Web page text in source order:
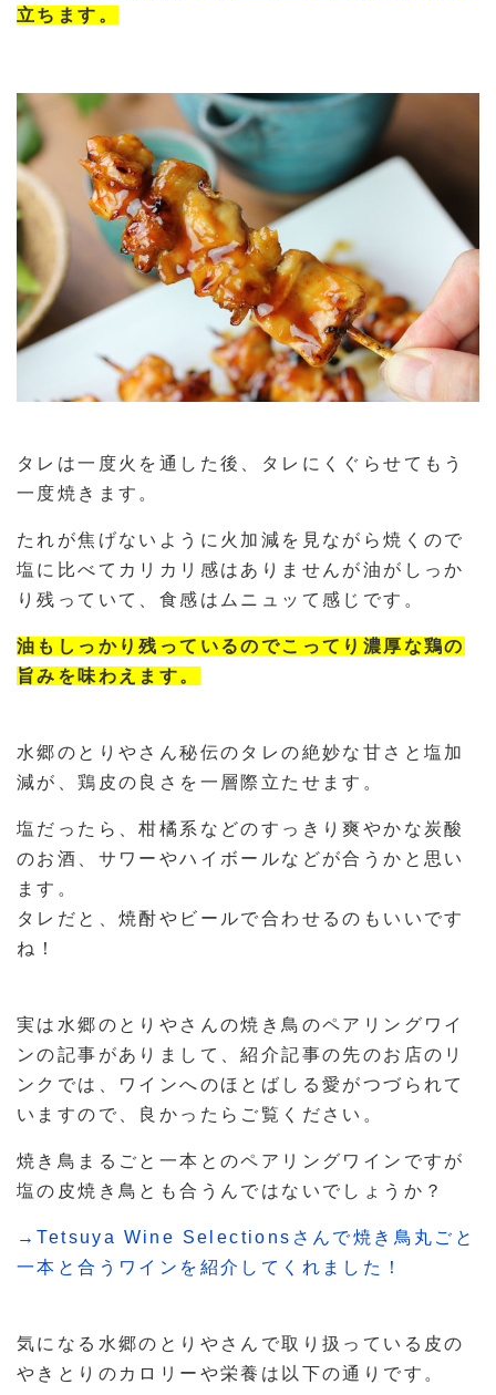
立ちます。
タレは一度火を通した後、タレにくぐらせてもう
一度焼きます。
たれが焦げないように火加減を見ながら焼くので
塩に比べてカリカリ感はありませんが油がしっか
り残っていて、食感はムニュッて感じです。
油もしっかり残っているのでこってり濃厚な鶏の
旨みを味わえます。
水郷のとりやさん秘伝のタレの絶妙な甘さと塩加
減が、鶏皮の良さを一層際立たせます。
塩だったら、柑橘系などのすっきり爽やかな炭酸
のお酒、サワーやハイボールなどが合うかと思い
ます。
タレだと、焼酎やビールで合わせるのもいいです
ね！
実は水郷のとりやさんの焼き鳥のペアリングワイ
ンの記事がありまして、紹介記事の先のお店のリ
ンクでは、ワインへのほとばしる愛がつづられて
いますので、良かったらご覧ください。
焼き鳥まるごと一本とのペアリングワインですが
塩の皮焼き鳥とも合うんではないでしょうか？
→Tetsuya Wine Selectionsさんで焼き鳥丸ごと
一本と合うワインを紹介してくれました！
気になる水郷のとりやさんで取り扱っている皮の
やきとりのカロリーや栄養は以下の通りです。